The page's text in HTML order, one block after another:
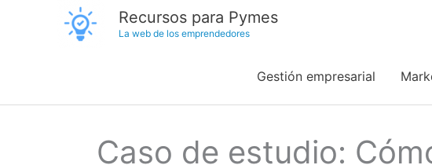
Recursos para Pymes
La web de los emprendedores
Gestión empresarial
Caso de estudio: